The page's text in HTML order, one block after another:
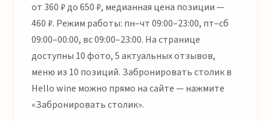
от 360 ₽ до 650 ₽, медианная цена позиции —
460 ₽. Режим работы: пн–чт 09:00–23:00, пт–сб
09:00–00:00, вс 09:00–23:00. На странице
доступны 10 фото, 5 актуальных отзывов,
меню из 10 позиций. Забронировать столик в
Hello wine можно прямо на сайте — нажмите
«Забронировать столик».